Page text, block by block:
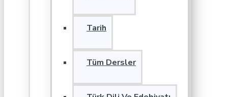
Tarih
Tüm Dersler